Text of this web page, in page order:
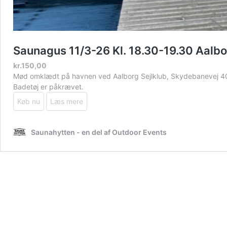
Saunagus 11/3-26 Kl. 18.30-19.30
kr.150,00
Mød omklædt på havnen ved Aalborg Sejlklub, Skydebanevej
Badetøj er påkrævet.
Køb nu
Læs mere
Saunahytten - en del af Outdoor Events